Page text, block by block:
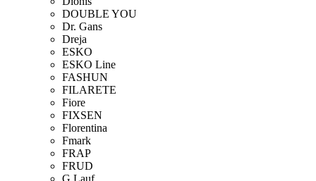
DOUBLE YOU
Dr. Gans
Dreja
ESKO
ESKO Line
FASHUN
FILARETE
Fiore
FIXSEN
Florentina
Fmark
FRAP
FRUD
G.Lauf